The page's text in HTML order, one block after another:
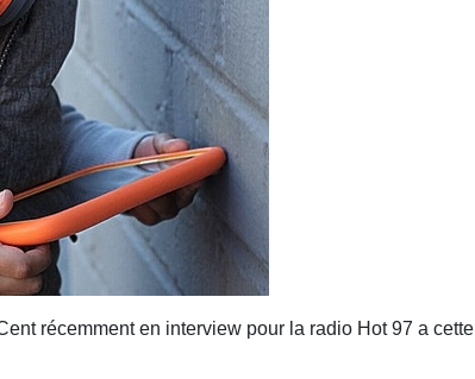
récemment en interview pour la radio Hot 97 a cette